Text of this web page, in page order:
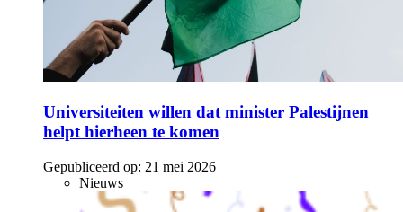
Universiteiten willen dat minister Palestijnen
helpt hierheen te komen
Gepubliceerd op: 21 mei 2026
Nieuws